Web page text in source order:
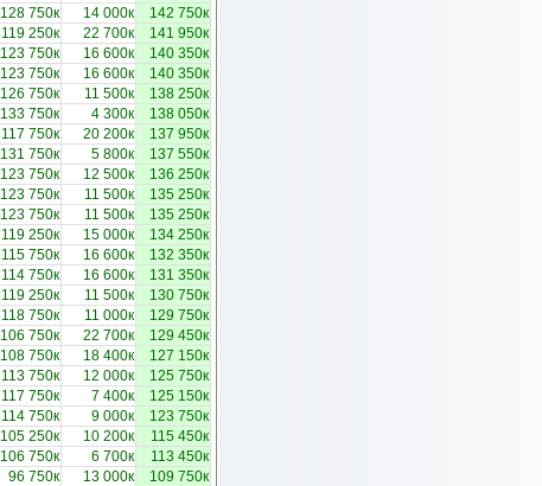
128 750к 14 000к 142 750к
119 250к 22 700к 141 950к
123 750к 16 600к 140 350к
123 750к 16 600к 140 350к
126 750к 11 500к 138 250к
133 750к 4 300к 138 050к
117 750к 20 200к 137 950к
131 750к 5 800к 137 550к
123 750к 12 500к 136 250к
123 750к 11 500к 135 250к
123 750к 11 500к 135 250к
119 250к 15 000к 134 250к
115 750к 16 600к 132 350к
114 750к 16 600к 131 350к
119 250к 11 500к 130 750к
118 750к 11 000к 129 750к
106 750к 22 700к 129 450к
108 750к 18 400к 127 150к
113 750к 12 000к 125 750к
117 750к 7 400к 125 150к
114 750к 9 000к 123 750к
105 250к 10 200к 115 450к
106 750к 6 700к 113 450к
96 750к 13 000к 109 750к